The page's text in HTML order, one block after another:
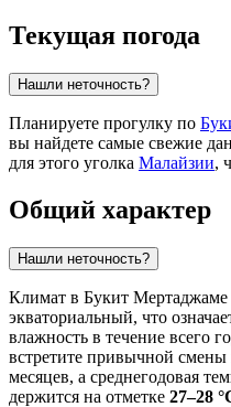
Текущая погода
Нашли неточность?
Планируете прогулку по
вы найдете самые свежие
для этого уголка Малайзии,
Общий характер
Нашли неточность?
Климат в Букит Мертаджаме
экваториальный, что
влажность в течение всего
встретите привычной смены
месяцев, а среднегодовая
держится на отметке 27–28